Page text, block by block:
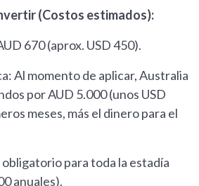
(Costos estimados):
670 (aprox. USD 450).
Al momento de aplicar, Australia
por AUD 5.000 (unos USD
meses, más el dinero para el
obligatorio para toda la estadía
anuales).